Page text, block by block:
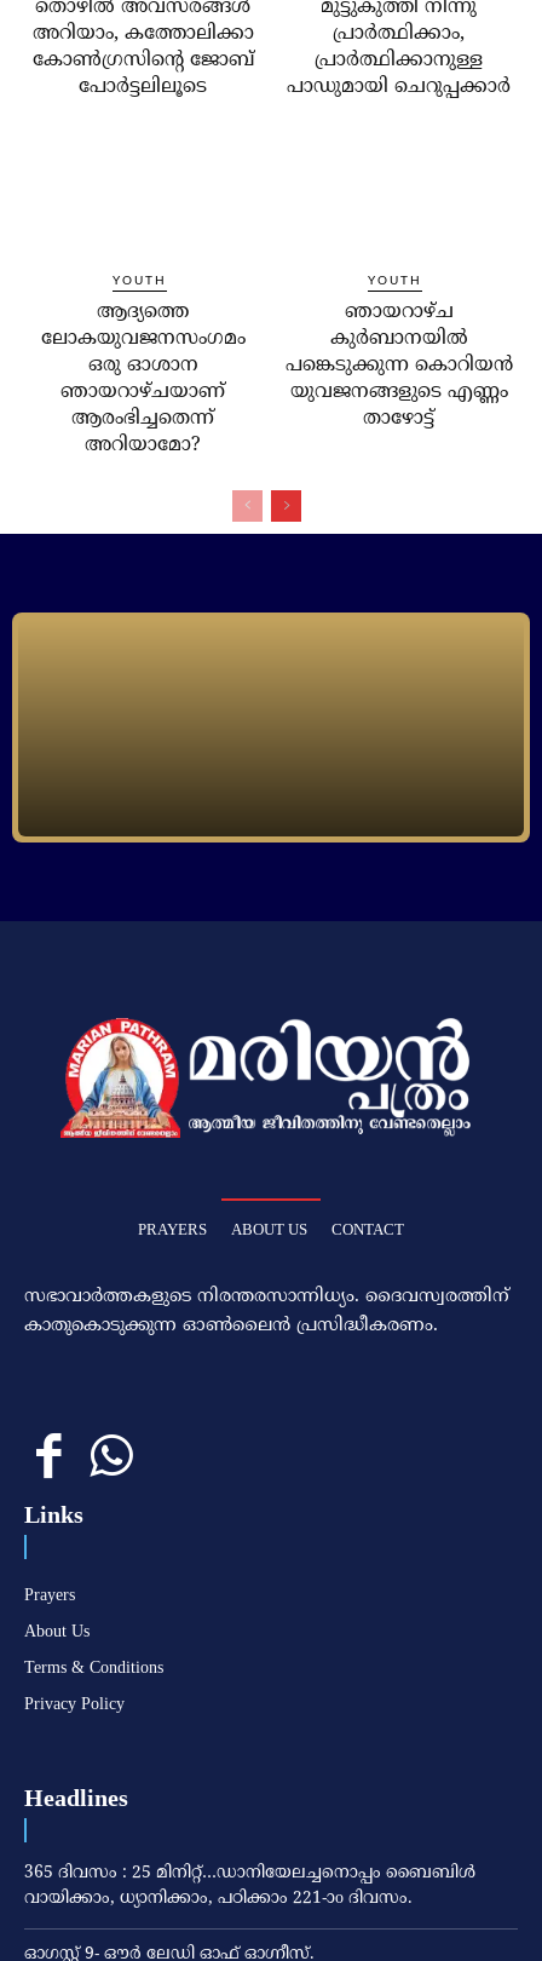
തൊഴില്‍ അവസരങ്ങള്‍
അറിയാം, കത്തോലിക്കാ
കോണ്‍ഗ്രസിന്റെ ജോബ്
പോര്‍ട്ടലിലൂടെ
മുട്ടുകുത്തി നിന്നു
പ്രാര്‍ത്ഥിക്കാം,
പ്രാര്‍ത്ഥിക്കാനുള്ള
പാഡുമായി ചെറുപ്പക്കാര്‍
YOUTH
ആദ്യത്തെ
ലോകയുവജനസംഗമം
ഒരു ഓശാന
ഞായറാഴ്ചയാണ്
ആരംഭിച്ചതെന്ന്
അറിയാമോ?
YOUTH
ഞായറാഴ്ച
കുര്‍ബാനയില്‍
പങ്കെടുക്കുന്ന കൊറിയന്‍
യുവജനങ്ങളുടെ എണ്ണം
താഴോട്ട്
PRAYERS ABOUT US CONTACT
സഭാവാര്‍ത്തകളുടെ നിരന്തരസാന്നിധ്യം. ദൈവസ്വരത്തിന്‌
കാതുകൊടുക്കുന്ന ഓണ്‍ലൈന്‍ പ്രസിദ്ധീകരണം.
Links
Prayers
About Us
Terms & Conditions
Privacy Policy
Headlines
365 ദിവസം : 25 മിനിറ്റ്…ഡാനിയേലച്ചനൊപ്പം ബൈബിൾ
വായിക്കാം, ധ്യാനിക്കാം, പഠിക്കാം 221-ാo ദിവസം.
ഓഗസ്റ്റ് 9- ഔര്‍ ലേഡി ഓഫ് ഓഗ്നീസ്.